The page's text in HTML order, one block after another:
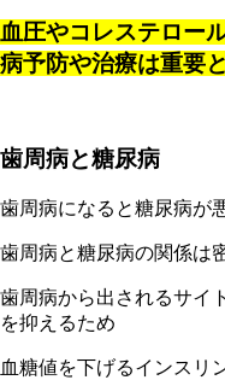
血圧やコレステロー
病予防や治療は重要
歯周病と糖尿病
歯周病になると糖尿病が
歯周病と糖尿病の関係は
歯周病から出されるサイ
を抑えるため
血糖値を下げるインスリ